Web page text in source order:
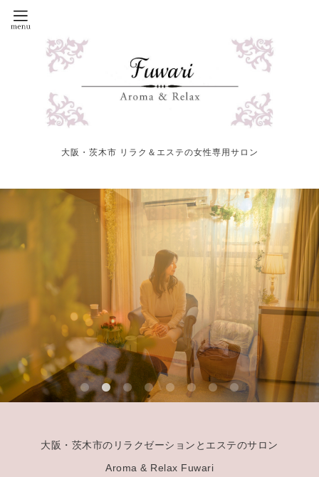
大阪・茨木市 リラク＆エステの女性専用サロン
大阪・茨木市のリラクゼーションとエステのサロン
Aroma & Relax Fuwari